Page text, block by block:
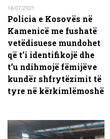
16/07/2021
Policia e Kosovës në
Kamenicë me fushatë
vetëdisuese mundohet
që t’i identifikojë dhe
t’u ndihmojë fëmijëve
kundër shfrytëzimit të
tyre në kërkimlëmoshë